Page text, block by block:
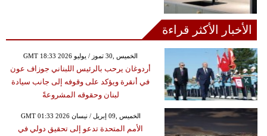
الأخبار الأكثر قراءة
GMT 18:33 2026 الخميس ,30 تموز / يوليو
أردوغان يرحب بالرئيس اللبناني جوزاف عون
في أنقرة ويؤكد على وقوفه إلى جانب سيادة
لبنان وحقوقه المشروعةً
GMT 01:33 2026 الخميس ,09 إبريل / نيسان
الأمم المتحدة تدعو إلى تحقيق دولي في